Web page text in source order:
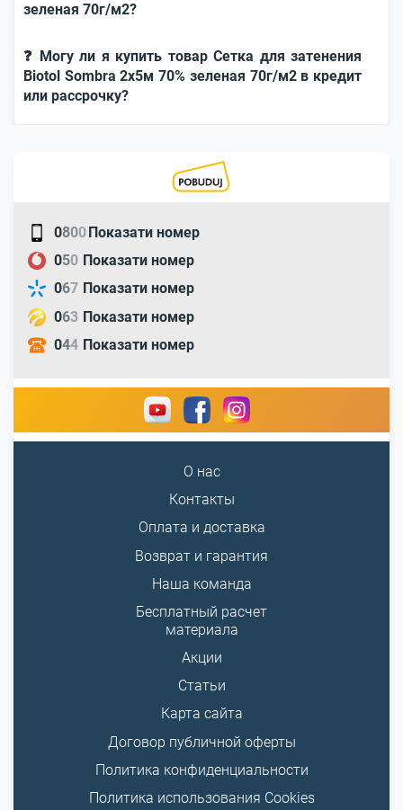
зеленая 70г/м2?
❓ Могу ли я купить товар Сетка для затенения
Biotol Sombra 2x5м 70% зеленая 70г/м2 в кредит
или рассрочку?
0800Показати номер
050 Показати номер
067 Показати номер
063 Показати номер
044 Показати номер
О нас
Контакты
Оплата и доставка
Возврат и гарантия
Наша команда
Бесплатный расчет
материала
Акции
Статьи
Карта сайта
Договор публичной оферты
Политика конфиденциальности
Политика использования Cookies